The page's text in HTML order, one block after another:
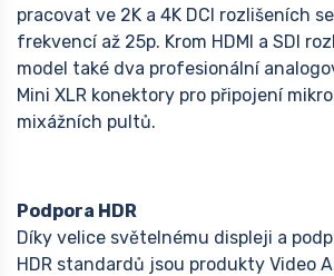
pracovat ve 2K a 4K DCI rozlišeních
frekvencí až 25p. Krom HDMI a SDI
model také dva profesionální
Mini XLR konektory pro připojení
mixážních pultů.
Podpora HDR
Díky velice světelnému displeji a
HDR standardů jsou produkty Video